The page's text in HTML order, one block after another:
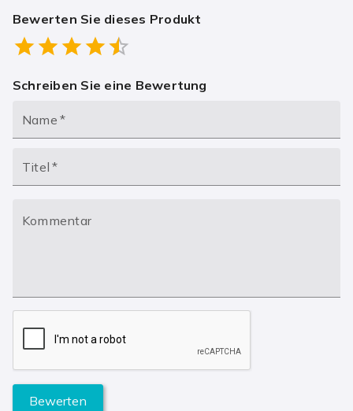
Bewerten Sie dieses Produkt
0.5 Stars
1 Star1.5 Stars
2 Stars
2.5 Stars
3 Stars
3.5 Stars
4 Stars4.5 Stars
5 Stars
Schreiben Sie eine Bewertung
Name *
Titel *
Kommentar
Bewerten